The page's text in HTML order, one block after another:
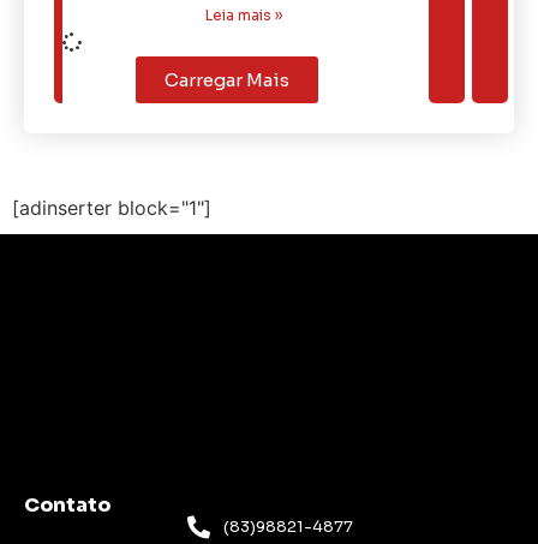
Leia mais »
Carregar Mais
[adinserter block="1"]
Contato
(83)98821-4877